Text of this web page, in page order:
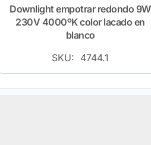
Downlight empotrar redondo 9W
230V 4000ºK color lacado en
blanco
SKU: 4744.1